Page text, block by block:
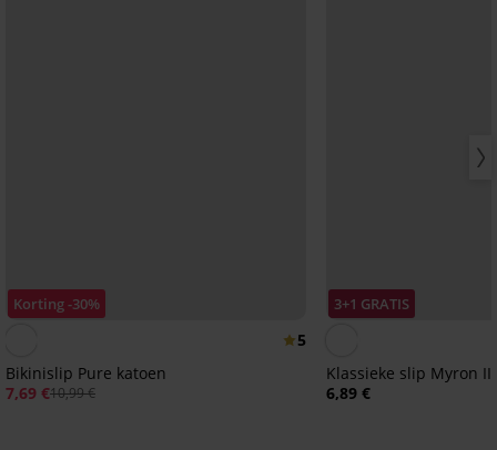
Korting -30%
5
Bikinislip Pure katoen
7,69 €10,99 €
3+1 GRATIS
Klassieke slip Myron
6,89 €